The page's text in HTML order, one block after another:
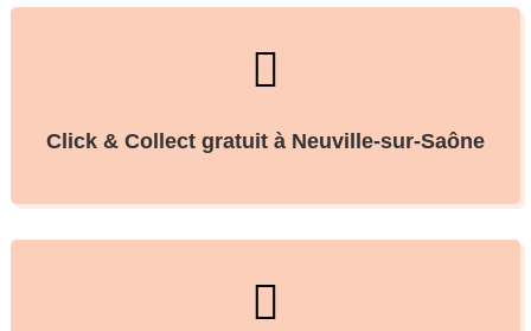

Click & Collect gratuit à Neuville-sur-Saône
